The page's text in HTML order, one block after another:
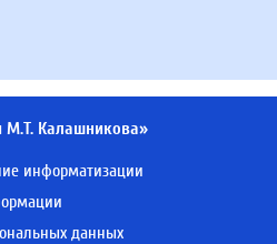
Калашникова»
информатизации
данных